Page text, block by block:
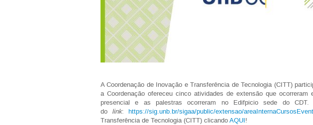
A Coordenação de Inovação e Transferência de Tecnologia (CITT)
a Coordenação ofereceu cinco atividades de extensão que
presencial e as palestras ocorreram no Edifpicio sede do
do link: https://sig.unb.br/sigaa/public/extensao/
Transferência de Tecnologia (CITT) clicandoAQUI!